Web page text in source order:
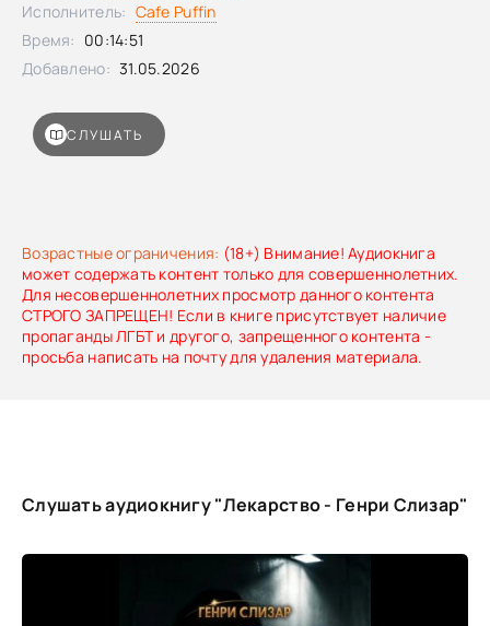
Возрастные ограничения: (18+) Внимание! Аудиокнига
может содержать контент только для совершеннолетних.
Для несовершеннолетних просмотр данного контента
СТРОГО ЗАПРЕЩЕН! Если в книге присутствует наличие
пропаганды ЛГБТ и другого, запрещенного контента -
просьба написать на почту для удаления материала.
СЛУШАТЬ
Исполнитель: Cafe Puffin
Время: 00:14:51
Добавлено: 31.05.2026
Слушать аудиокнигу "Лекарство - Генри Слизар"